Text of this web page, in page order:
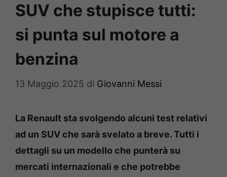
SUV che stupisce tutti:
si punta sul motore a
benzina
13 Maggio 2025 di Giovanni Messi
La Renault sta svolgendo alcuni test relativi
ad un SUV che sarà svelato a breve. Tutti i
dettagli su un modello che punterà su
mercati internazionali e che potrebbe